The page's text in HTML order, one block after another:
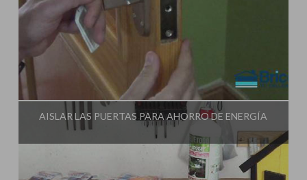
Influencer:Tu Taller de Bricolaje
AISLAR LAS PUERTAS PARA AHORRO DE ENERGÍA